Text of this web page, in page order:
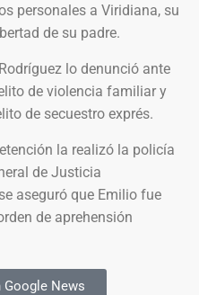
personales a Viridiana, su
de su padre.
lo denunció ante
de violencia familiar y
de secuestro exprés.
la realizó la policía
de Justicia
aseguró que Emilio fue
de aprehensión
Google News